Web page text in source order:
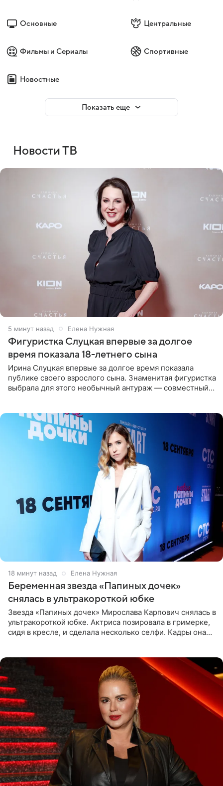
Основные Центральные
Фильмы и Сериалы Спортивные
Новостные
Показать еще
Новости ТВ
5 минут назад Елена Нужная
Фигуристка Слуцкая впервые за долгое
время показала 18-летнего сына
Ирина Слуцкая впервые за долгое время показала
публике своего взрослого сына. Знаменитая фигуристка
выбрала для этого необычный антураж — совместный
18 минут назад Елена Нужная
Беременная звезда «Папиных дочек»
снялась в ультракороткой юбке
Звезда «Папиных дочек» Мирослава Карпович снялась в
ультракороткой юбке. Актриса позировала в гримерке,
сидя в кресле, и сделала несколько селфи. Кадры она